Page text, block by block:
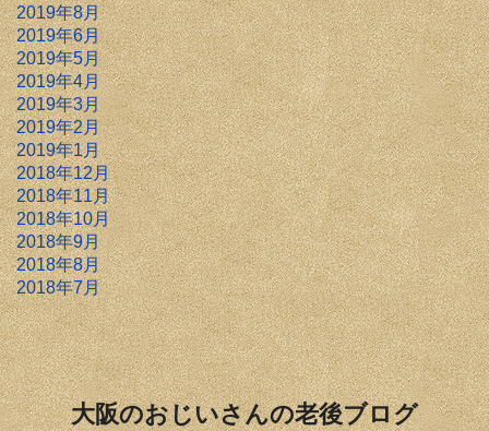
2019年8月
2019年6月
2019年5月
2019年4月
2019年3月
2019年2月
2019年1月
2018年12月
2018年11月
2018年10月
2018年9月
2018年8月
2018年7月
大阪のおじいさんの老後ブログ